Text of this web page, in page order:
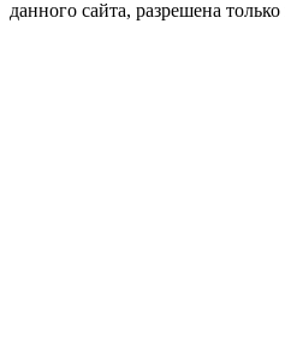
данного сайта, разрешена